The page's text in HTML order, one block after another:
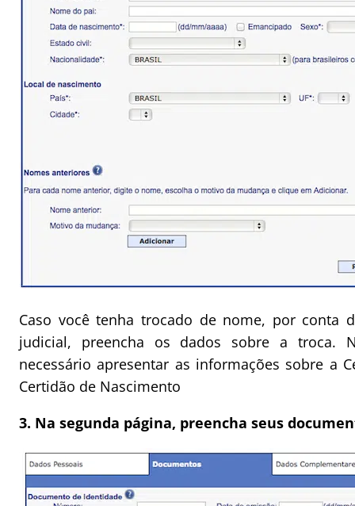
Caso você tenha trocado de nome, por conta
judicial, preencha os dados sobre a troca.
necessário apresentar as informações sobre a
Certidão de Nascimento
3. Na segunda página, preencha seus